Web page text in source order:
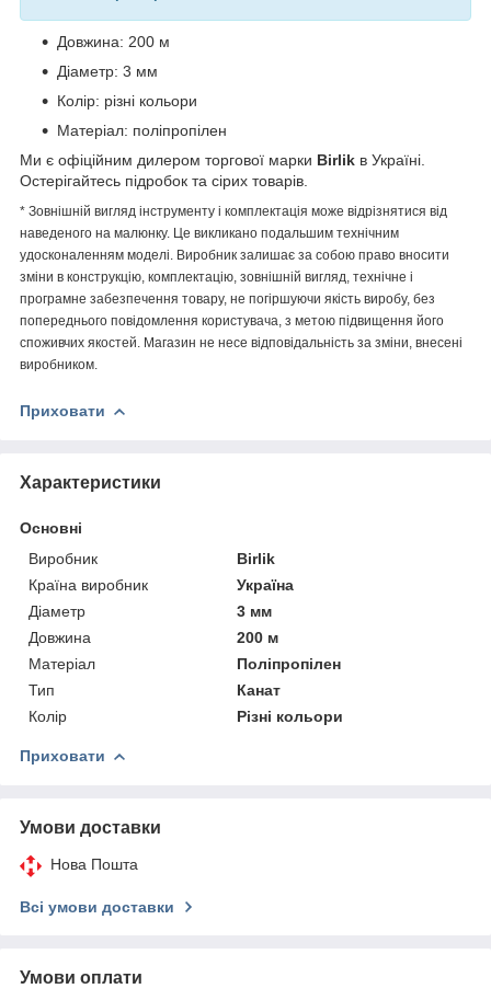
Довжина: 200 м
Діаметр: 3 мм
Колір: різні кольори
Матеріал: поліпропілен
Ми є офіційним дилером торгової марки Birlik в Україні.
Остерігайтесь підробок та сірих товарів.
* Зовнішній вигляд інструменту і комплектація може відрізнятися від
наведеного на малюнку. Це викликано подальшим технічним
удосконаленням моделі. Виробник залишає за собою право вносити
зміни в конструкцію, комплектацію, зовнішній вигляд, технічне і
програмне забезпечення товару, не погіршуючи якість виробу, без
попереднього повідомлення користувача, з метою підвищення його
споживчих якостей. Магазин не несе відповідальність за зміни, внесені
виробником.
Приховати
Характеристики
Основні
Виробник
Birlik
Країна виробник
Україна
Діаметр
3 мм
Довжина
200 м
Матеріал
Поліпропілен
Тип
Канат
Колір
Різні кольори
Приховати
Умови доставки
Нова Пошта
Всі умови доставки
Умови оплати